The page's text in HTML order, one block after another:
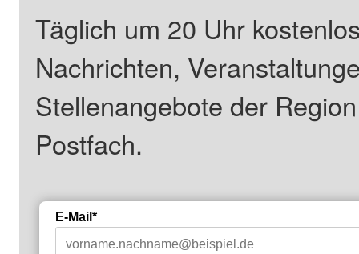
Täglich um 20 Uhr
Nachrichten,
Stellenangebote der
Postfach.
E-Mail*